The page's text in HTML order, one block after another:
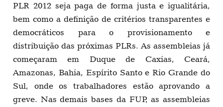
PLR 2012 seja paga de forma justa e igualitária,
bem como a definição de critérios transparentes e
democráticos para o provisionamento e
distribuição das próximas PLRs. As assembleias já
começaram em Duque de Caxias, Ceará,
Amazonas, Bahia, Espírito Santo e Rio Grande do
Sul, onde os trabalhadores estão aprovando a
greve. Nas demais bases da FUP, as assembleias